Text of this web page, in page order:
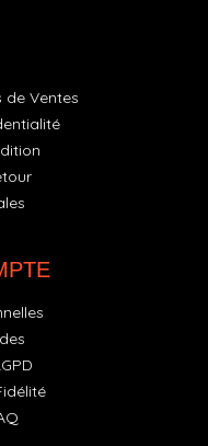
de Ventes